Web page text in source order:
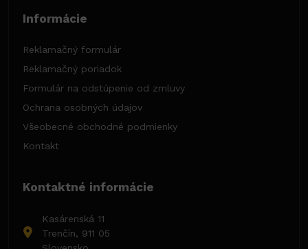
Informácie
Reklamačný formulár
Reklamačný poriadok
Formulár na odstúpenie od zmluvy
Ochrana osobných údajov
Všeobecné obchodné podmienky
Kontakt
Kontaktné informácie
Kasárenská 11
Trenčín, 911 05